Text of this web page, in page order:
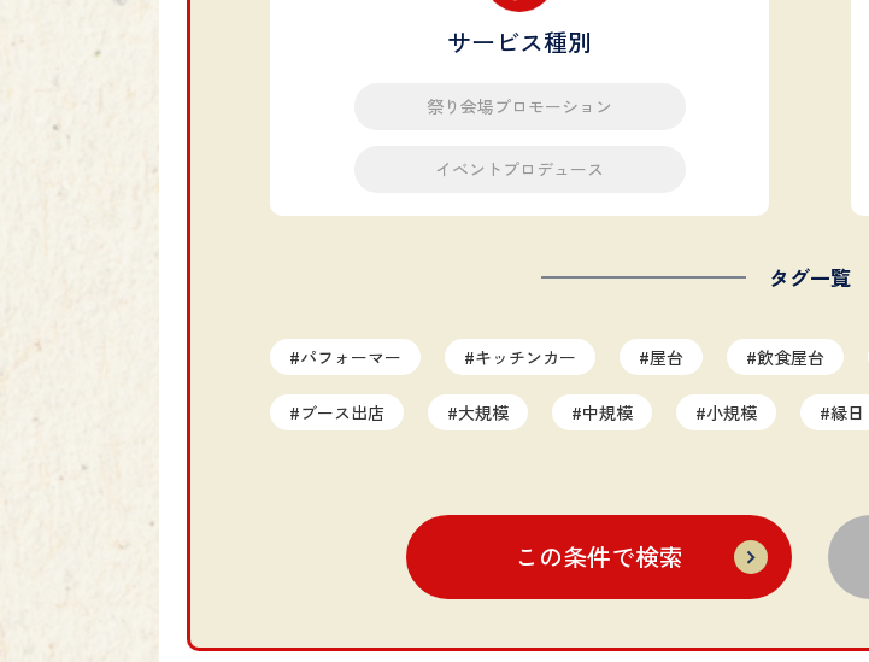
サービス種別
祭り会場プロモーション
イベントプロデュース
タグ一覧
#パフォーマー #キッチンカー #屋台 #飲食屋台
#ブース出店 #大規模 #中規模 #小規模 #縁日
#インバウンド #広告掲出 #協賛
この条件で検索